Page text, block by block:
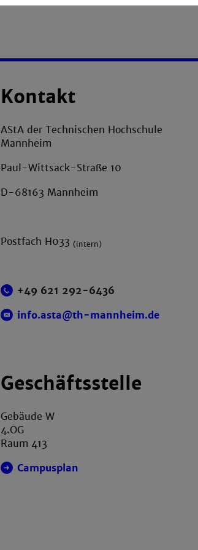
Kontakt
AStA der Technischen Hochschule
Mannheim
Paul-Wittsack-Straße 10
D-68163 Mannheim
Postfach H033(intern)
+49 621 292-6436
info.asta@th-mannheim.de
Geschäftsstelle
Gebäude W
4.OG
Raum 413
Campusplan